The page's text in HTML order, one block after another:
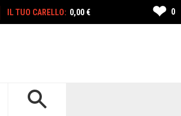
IL TUO CARELLO: 0,00 € ❤ 0